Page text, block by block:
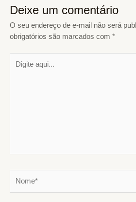
Deixe um comentário
O seu endereço de e-mail não será
obrigatórios são marcados com *
aqui...